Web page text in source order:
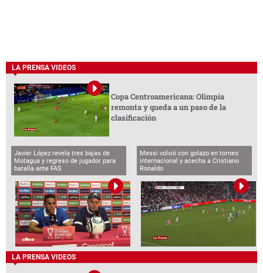
LA PRENSA VIDEOS
Copa Centroamericana: Olimpia
remonta y queda a un paso de la
clasificación
Javier López revela tres bajas de
Motagua y regreso de jugador para
batalla ante FAS
Messi volvió con golazo en torneo
internacional y acecha a Cristiano
Ronaldo
LA PRENSA VIDEOS